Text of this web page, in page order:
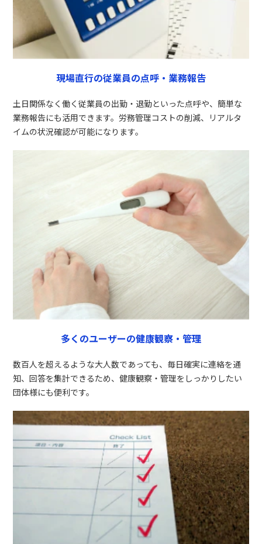
現場直行の従業員の点呼・業務報告
土日関係なく働く従業員の出勤・退勤といった点呼や、簡単な
業務報告にも活用できます。労務管理コストの削減、リアルタ
イムの状況確認が可能になります。
多くのユーザーの健康観察・管理
数百人を超えるような大人数であっても、毎日確実に連絡を通
知、回答を集計できるため、健康観察・管理をしっかりしたい
団体様にも便利です。